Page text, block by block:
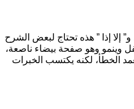
إذا ” هذه تحتاج لبعض الشرح
وهو صفحة بيضاء ناصعة،
الخطأ، لكنه يكتسب الخبرات